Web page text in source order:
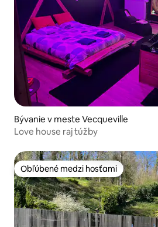
Bývanie v meste Vecqueville
Love house raj túžby
Obľúbené medzi hosťami
Obľúbené medzi hosťami